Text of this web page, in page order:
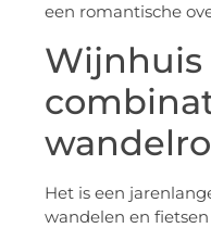
een romantische
Wijnhuis
Het is een
wandelen en